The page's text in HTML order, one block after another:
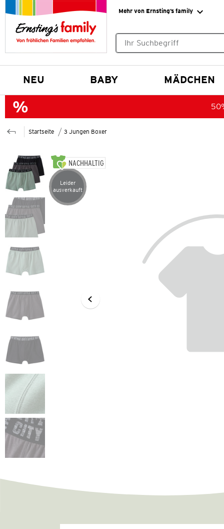
Mehr von Ernsting’s family
NEU BABY MÄDCHEN
Startseite 3 Jungen Boxer
NACHHALTIG
Artikel leider ausverkauft
Leider
ausverkauft